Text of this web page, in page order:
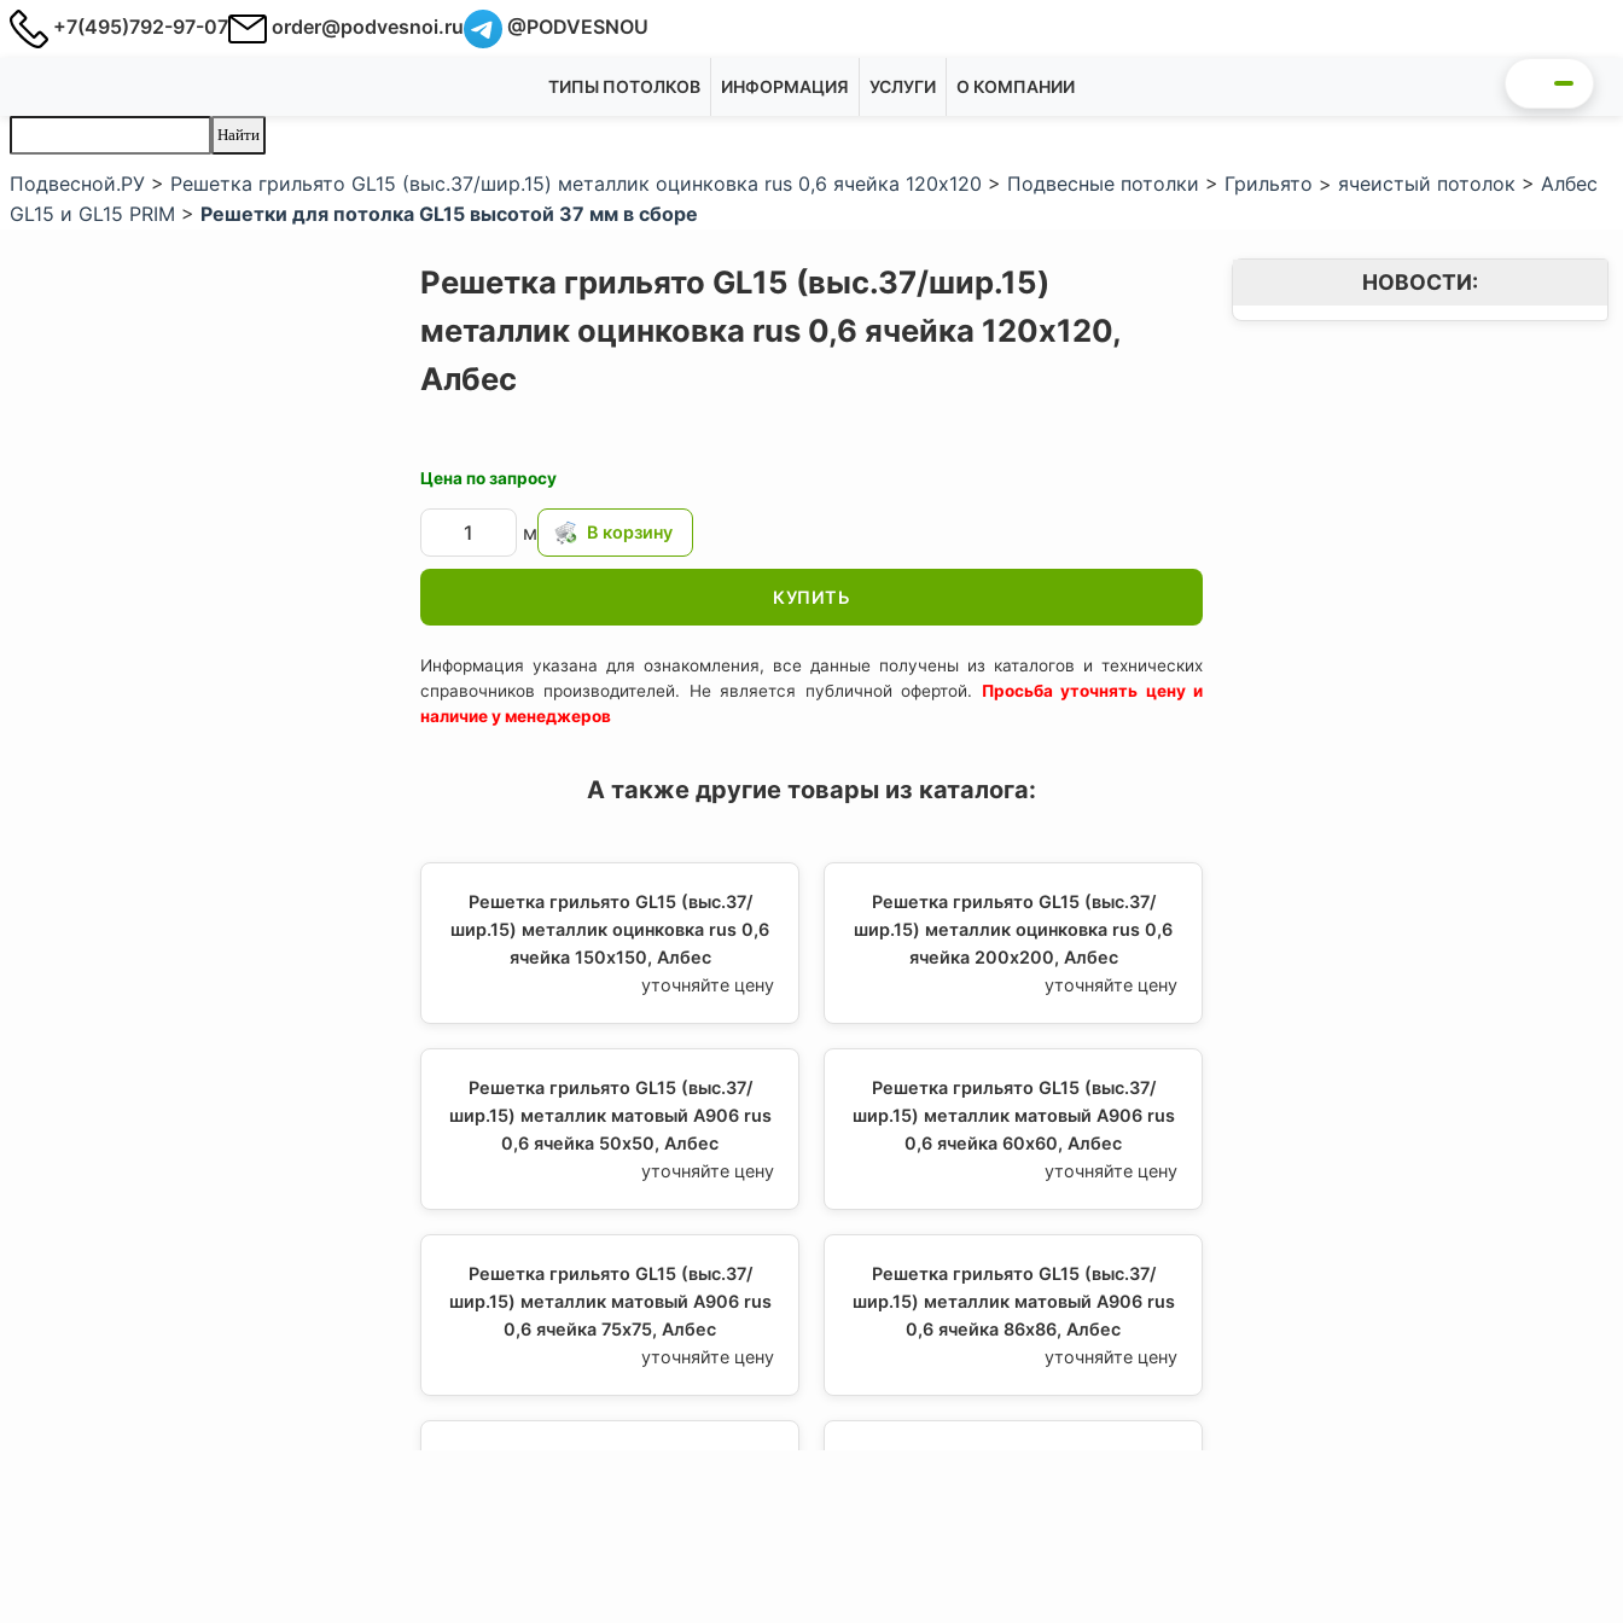
+7(495)792-97-07 order@podvesnoi.ru @PODVESNOU
ТИПЫ ПОТОЛКОВ ИНФОРМАЦИЯ УСЛУГИ О КОМПАНИИ
Подвесной.РУ > Решетка грильято GL15 (выс.37/шир.15) металлик оцинковка rus 0,6 ячейка 120х120 > Подвесные потолки > Грильято > ячеистый потолок > Албес
GL15 и GL15 PRIM > Решетки для потолка GL15 высотой 37 мм в сборе
Решетка грильято GL15 (выс.37/шир.15)
металлик оцинковка rus 0,6 ячейка 120х120,
Албес
Цена по запросу
м
КУПИТЬ
Информация указана для ознакомления, все данные получены из каталогов и технических
справочников производителей. Не является публичной офертой. Просьба уточнять цену и
наличие у менеджеров
А также другие товары из каталога:
Решетка грильято GL15 (выс.37/
шир.15) металлик оцинковка rus 0,6
ячейка 150х150, Албес
уточняйте цену
Решетка грильято GL15 (выс.37/
шир.15) металлик оцинковка rus 0,6
ячейка 200х200, Албес
уточняйте цену
Решетка грильято GL15 (выс.37/
шир.15) металлик матовый А906 rus
0,6 ячейка 50х50, Албес
уточняйте цену
Решетка грильято GL15 (выс.37/
шир.15) металлик матовый А906 rus
0,6 ячейка 60х60, Албес
уточняйте цену
Решетка грильято GL15 (выс.37/
шир.15) металлик матовый А906 rus
0,6 ячейка 75х75, Албес
уточняйте цену
Решетка грильято GL15 (выс.37/
шир.15) металлик матовый А906 rus
0,6 ячейка 86х86, Албес
уточняйте цену
НОВОСТИ: